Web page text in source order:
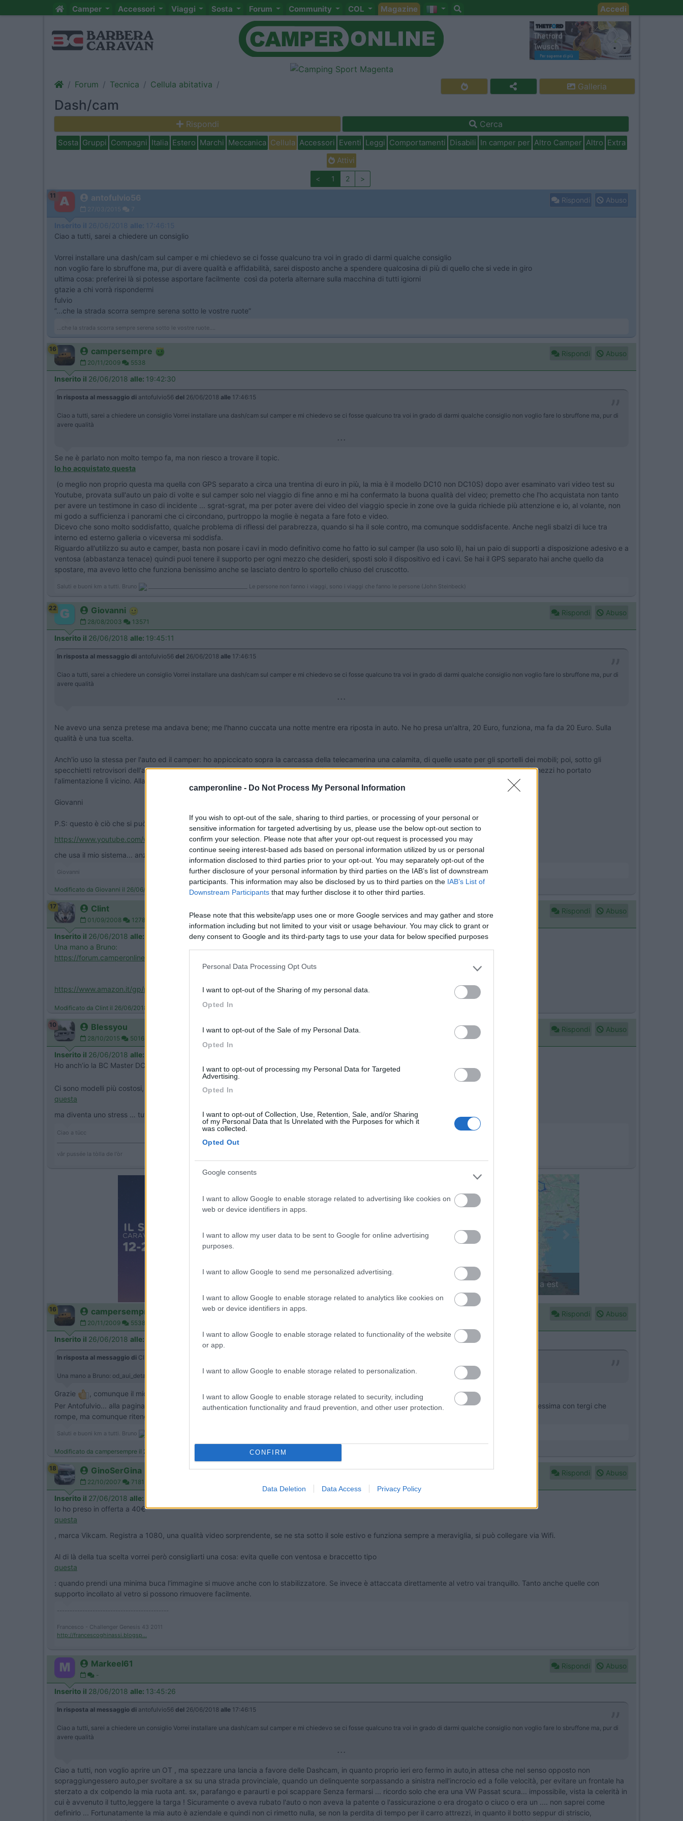
camperonline - Do Not Process My Personal Information
If you wish to opt-out of the sale, sharing to third parties, or processing of your personal or
sensitive information for targeted advertising by us, please use the below opt-out section to
confirm your selection. Please note that after your opt-out request is processed you may
continue seeing interest-based ads based on personal information utilized by us or personal
information disclosed to third parties prior to your opt-out. You may separately opt-out of the
further disclosure of your personal information by third parties on the IAB’s list of downstream
participants. This information may also be disclosed by us to third parties on the IAB’s List of
Downstream Participants that may further disclose it to other third parties.
Please note that this website/app uses one or more Google services and may gather and store
information including but not limited to your visit or usage behaviour. You may click to grant or
deny consent to Google and its third-party tags to use your data for below specified purposes
Personal Data Processing Opt Outs
I want to opt-out of the Sharing of my personal data.
Opted In
I want to opt-out of the Sale of my Personal Data.
Opted In
I want to opt-out of processing my Personal Data for Targeted
Advertising.
Opted In
I want to opt-out of Collection, Use, Retention, Sale, and/or Sharing
of my Personal Data that Is Unrelated with the Purposes for which it
was collected.
Opted Out
Google consents
I want to allow Google to enable storage related to advertising like cookies on
web or device identifiers in apps.
I want to allow my user data to be sent to Google for online advertising
purposes.
I want to allow Google to send me personalized advertising.
I want to allow Google to enable storage related to analytics like cookies on
web or device identifiers in apps.
I want to allow Google to enable storage related to functionality of the website
or app.
I want to allow Google to enable storage related to personalization.
I want to allow Google to enable storage related to security, including
authentication functionality and fraud prevention, and other user protection.
CONFIRM
Data Deletion Data Access Privacy Policy
Camper Accessori Viaggi Sosta Forum Community COL Magazine Accedi
Forum Tecnica Cellula abitativa Galleria
Dash/cam
Rispondi Cerca
Sosta Gruppi Compagni Italia Estero Marchi Meccanica Cellula Accessori Eventi Leggi Comportamenti Disabili In camper per Altro Camper Altro Extra
Attivi
< 1 2 >
11 antofulvio56
27/03/2015 7
Rispondi Abuso
Inserito il 26/06/2018 alle: 17:46:15
Ciao a tutti, sarei a chiedere un consiglio
Vorrei installare una dash/cam sul camper e mi chiedevo se ci fosse qualcuno tra voi in grado di darmi qualche consiglio
non voglio fare lo sbruffone ma, pur di avere qualità e affidabilità, sarei disposto anche a spendere qualcosina di più di quello che si vede in giro
ultima cosa: preferirei là si potesse asportare facilmente così da poterla alternare sulla macchina di tutti igiorni
gtazie a chi vorrà rispondermi
fulvio
”...che la strada scorra sempre serena sotto le vostre ruote”
...che la strada scorra sempre serena sotto le vostre ruote....
16 campersempre
20/11/2009 5538
Rispondi Abuso
Inserito il 26/06/2018 alle: 19:42:30
In risposta al messaggio di antofulvio56 del 26/06/2018 alle 17:46:15
Ciao a tutti, sarei a chiedere un consiglio Vorrei installare una dash/cam sul camper e mi chiedevo se ci fosse qualcuno tra voi in grado di darmi qualche consiglio non voglio fare lo sbruffone ma, pur di
avere qualità
...
Se ne è parlato non molto tempo fa, ma non riesco a trovare il topic.
Io ho acquistato questa
(o meglio non proprio questa ma quella con GPS separato a circa una trentina di euro in più, la mia è il modello DC10 non DC10S) dopo aver esaminato vari video test su
Youtube, provata sull'auto un paio di volte e sul camper solo nel viaggio di fine anno e mi ha confermato la buona qualità del video; premetto che l'ho acquistata non tanto
per avere un testimone in caso di incidente ... sgrat-sgrat, ma per poter avere dei video del viaggio specie in zone ove la guida richiede più attenzione e io, al volante, non
mi godo a sufficienza i panorami che ci circondano, purtroppo la moglie è negata a fare foto e video.
Dicevo che sono molto soddisfatto, qualche problema di riflessi del parabrezza, quando si ha il sole contro, ma comunque soddisfacente. Anche negli sbalzi di luce tra
interno ed esterno galleria o viceversa mi soddisfa.
Riguardo all'utilizzo su auto e camper, basta non posare i cavi in modo definitivo come ho fatto io sul camper (la uso solo li), hai un paio di supporti a disposizione adesivo e a
ventosa (abbastanza tenace) quindi puoi tenere il supporto per ogni mezzo che desideri, sposti solo il dispositivo ed i cavi. Se hai il GPS separato hai anche quello da
spostare, ma avevo letto che funziona benissimo anche se lasciato dentro lo sportello chiuso del cruscotto.
Saluti e buoni km a tutti. Bruno _______________________________________ Le persone non fanno i viaggi, sono i viaggi che fanno le persone (John Steinbeck)
22 Giovanni
28/08/2003 13571
Rispondi Abuso
Inserito il 26/06/2018 alle: 19:45:11
In risposta al messaggio di antofulvio56 del 26/06/2018 alle 17:46:15
Ciao a tutti, sarei a chiedere un consiglio Vorrei installare una dash/cam sul camper e mi chiedevo se ci fosse qualcuno tra voi in grado di darmi qualche consiglio non voglio fare lo sbruffone ma, pur di
avere qualità
...
Ne avevo una senza pretese ma andava bene; me l'hanno cuccata una notte mentre era riposta in auto. Ne ho presa un'altra, 20 Euro, funziona, ma fa da 20 Euro. Sulla
qualità è una tua scelta.
Anch'io uso la stessa per l'auto ed il camper: ho appiccicato sopra la carcassa della telecamerina una calamita, di quelle usate per gli sportelli dei mobili; poi, sotto gli
specchietti retrovisori dell'auto e camper ho appiccicato una rondella metallica di adeguata dimensione con un bordo piegato ad L. In entrambi i mezzi ho portato
l'alimentazione lì vicino. Alla bisogna, collego il filo di alimentazione e appendo la telecamerina tramite la calamita. Velocissimo.
Giovanni
P.S: questo è ciò che si può registrare... è successo ad un mio amico:
https://www.youtube.com/watch?v...
che usa il mio sistema... anzi, onestamente, io uso il suo.
Giovanni
Modificato da Giovanni il 26/06/2018 alle 19:48:20
17 Clint
01/09/2008 12787
Rispondi Abuso
Inserito il 26/06/2018 alle:
Una mano a Bruno:
https://forum.camperonline.it/t...
https://www.amazon.it/gp/produc...
Modificato da Clint il 26/06/2018 alle 19:54:55
10 Blessyou
28/10/2015 5016
Rispondi Abuso
Inserito il 26/06/2018 alle:
Ho anch’io la BC Master DC10 sul Camper e mi trovo molto bene
Ci sono modelli più costosi, che registrano in 4K ad esempio
questa
ma diventa uno stress … tutte le volte portarsela appresso per evitare che te-la-inculate
Ciao a tücc
vâr pussée la tòlla de l'òr
Finlandia in camper: il piccolo sentiero
Previous
16 campersempre
20/11/2009 5538
Rispondi Abuso
Inserito il 26/06/2018 alle:
In risposta al messaggio di Clint
Una mano a Bruno: od_aui_detailpages00?ie=UTF8&psc=1
Grazie
, comunque il mio modello con GPS separato non lo vedo più su Amazon.
Per Antofulvio... alla pagina 9 del topic che gentilmente Clint ha linkato, puoi vedere uno spezzone del video fatto con la mia dashcam, giornata pessima con tergi che
rompe, ma comunque ritengo di qualità ottima (tenuto anche conto che con Youtube la qualità scade un po')
Saluti e buoni km a tutti. Bruno
Modificato da campersempre il 26/06/2018 alle 23:09:08
18 GinoSerGina
22/10/2007 7181
Rispondi Abuso
Inserito il 27/06/2018 alle:
Io ho preso in offerta a 40€
questa
, marca Vikcam. Registra a 1080, una qualità video sorprendente, se ne sta sotto il sole estivo e funziona sempre a meraviglia, si può collegare via Wifi.
Al di là della tua scelta vorrei però consigliarti una cosa: evita quelle con ventosa e braccetto tipo
questa
: quando prendi una minima buca l'immagine si muove anche con lo stabilizzatore. Se invece è attaccata direttamente al vetro vai tranquillo. Tanto anche quelle con
supporto incollato al vetro si possono rimuovere facilmente.
--------------------------------------------
Francesco - Challenger Genesis 43 2011
http://francescoghinassi.blogsp...
Markeel61
-
Rispondi Abuso
Inserito il 28/06/2018 alle: 13:45:26
In risposta al messaggio di antofulvio56 del 26/06/2018 alle 17:46:15
Ciao a tutti, sarei a chiedere un consiglio Vorrei installare una dash/cam sul camper e mi chiedevo se ci fosse qualcuno tra voi in grado di darmi qualche consiglio non voglio fare lo sbruffone ma, pur di
avere qualità
...
Ciao a tutti, non voglio aprire un OT , ma spezzare una lancia a favore delle Dashcam, in quanto proprio ieri ero fermo in auto,in attesa che nel senso opposto non
sopraggiungessero auto,per svoltare a sx su una strada provinciale, quando un delinquente sorpassando a sinistra nell'incrocio ed a folle velocità, per evitare un frontale ha
sterzato a dx colpendo la mia ruota ant. sx, parafango e paraurti e poi scappare Senza fermarsi ... ricordo solo che era una VW Passat scura... impossibile, vista la celerità in
cui è avvenuto il tutto,leggere la targa ! Sicuramente o aveva rubato l'auto o non aveva la patente o l'assicurazione o era drogato o ciuco o era un .... non saprei come
definirlo ... Fortunatamente la mia auto è aziendale e quindi non ci rimetto nulla, se non la perdita di tempo per il carro attrezzi, in quanto il botto seppur di striscio,